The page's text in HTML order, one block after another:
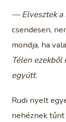
— Elvesztek a
csendesen,
mondja, ha
Télen
együtt.
Rudi nyelt
nehéznek